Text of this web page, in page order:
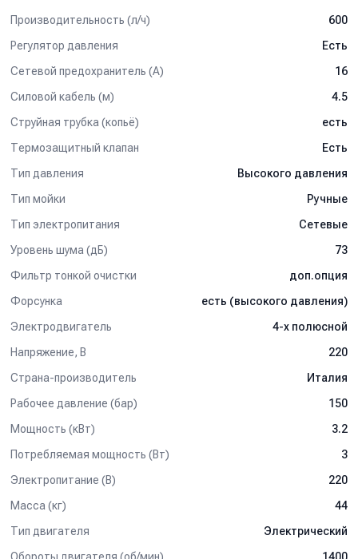
Производительность (л/ч)
600
Регулятор давления
Есть
Сетевой предохранитель (А)
16
Силовой кабель (м)
4.5
Струйная трубка (копьё)
есть
Термозащитный клапан
Есть
Тип давления
Высокого давления
Тип мойки
Ручные
Тип электропитания
Сетевые
Уровень шума (дБ)
73
Фильтр тонкой очистки
доп.опция
Форсунка
есть (высокого давления)
Электродвигатель
4-х полюсной
Напряжение, В
220
Страна-производитель
Италия
Рабочее давление (бар)
150
Мощность (кВт)
3.2
Потребляемая мощность (Вт)
3
Электропитание (В)
220
Масса (кг)
44
Тип двигателя
Электрический
Обороты двигателя (об/мин)